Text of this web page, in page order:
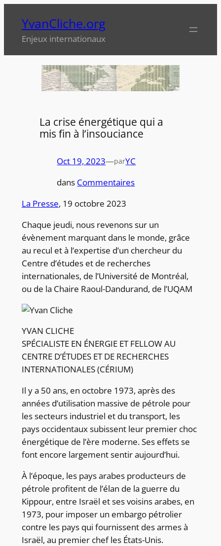
contenu
YvanCliche.org
Enjeux internationaux
La crise énergétique qui a
mis fin à l’insouciance
Oct 19, 2023—parYC
dans Commentaires
La Presse, 19 octobre 2023
Chaque jeudi, nous revenons sur un
évènement marquant dans le monde, grâce
au recul et à l’expertise d’un chercheur du
Centre d’études et de recherches
internationales, de l’Université de Montréal,
ou de la Chaire Raoul-Dandurand, de l’UQAM
YVAN CLICHE
SPÉCIALISTE EN ÉNERGIE ET FELLOW AU
CENTRE D’ÉTUDES ET DE RECHERCHES
INTERNATIONALES (CÉRIUM)
Il y a 50 ans, en octobre 1973, après des
années d’utilisation massive de pétrole pour
les secteurs industriel et du transport, les
pays occidentaux subissent leur premier choc
énergétique de l’ère moderne. Ses effets se
font encore largement sentir aujourd’hui.
À l’époque, les pays arabes producteurs de
pétrole profitent de l’élan de la guerre du
Kippour, entre Israël et ses voisins arabes, en
1973, pour imposer un embargo pétrolier
contre les pays qui fournissent des armes à
Israël, au premier chef les États-Unis.